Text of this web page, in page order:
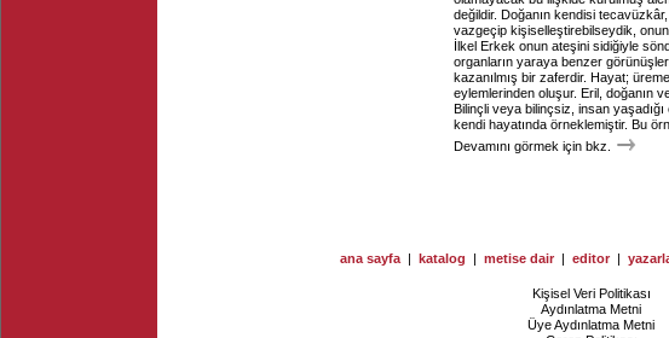
değildir. Doğanın kendisi
vazgeçip kişiselleştirebilseydik,
İlkel Erkek onun ateşini sidiğiyle
organların yaraya benzer
kazanılmış bir zaferdir. Hayat;
eylemlerinden oluşur. Eril, doğanın
Bilinçli veya bilinçsiz, insan yaşadığı
kendi hayatında örneklemiştir. Bu
Devamını görmek için bkz.
ana sayfa | katalog | metise dair | editor |
Kişisel Veri Politikası
Aydınlatma Metni
Üye Aydınlatma Metni